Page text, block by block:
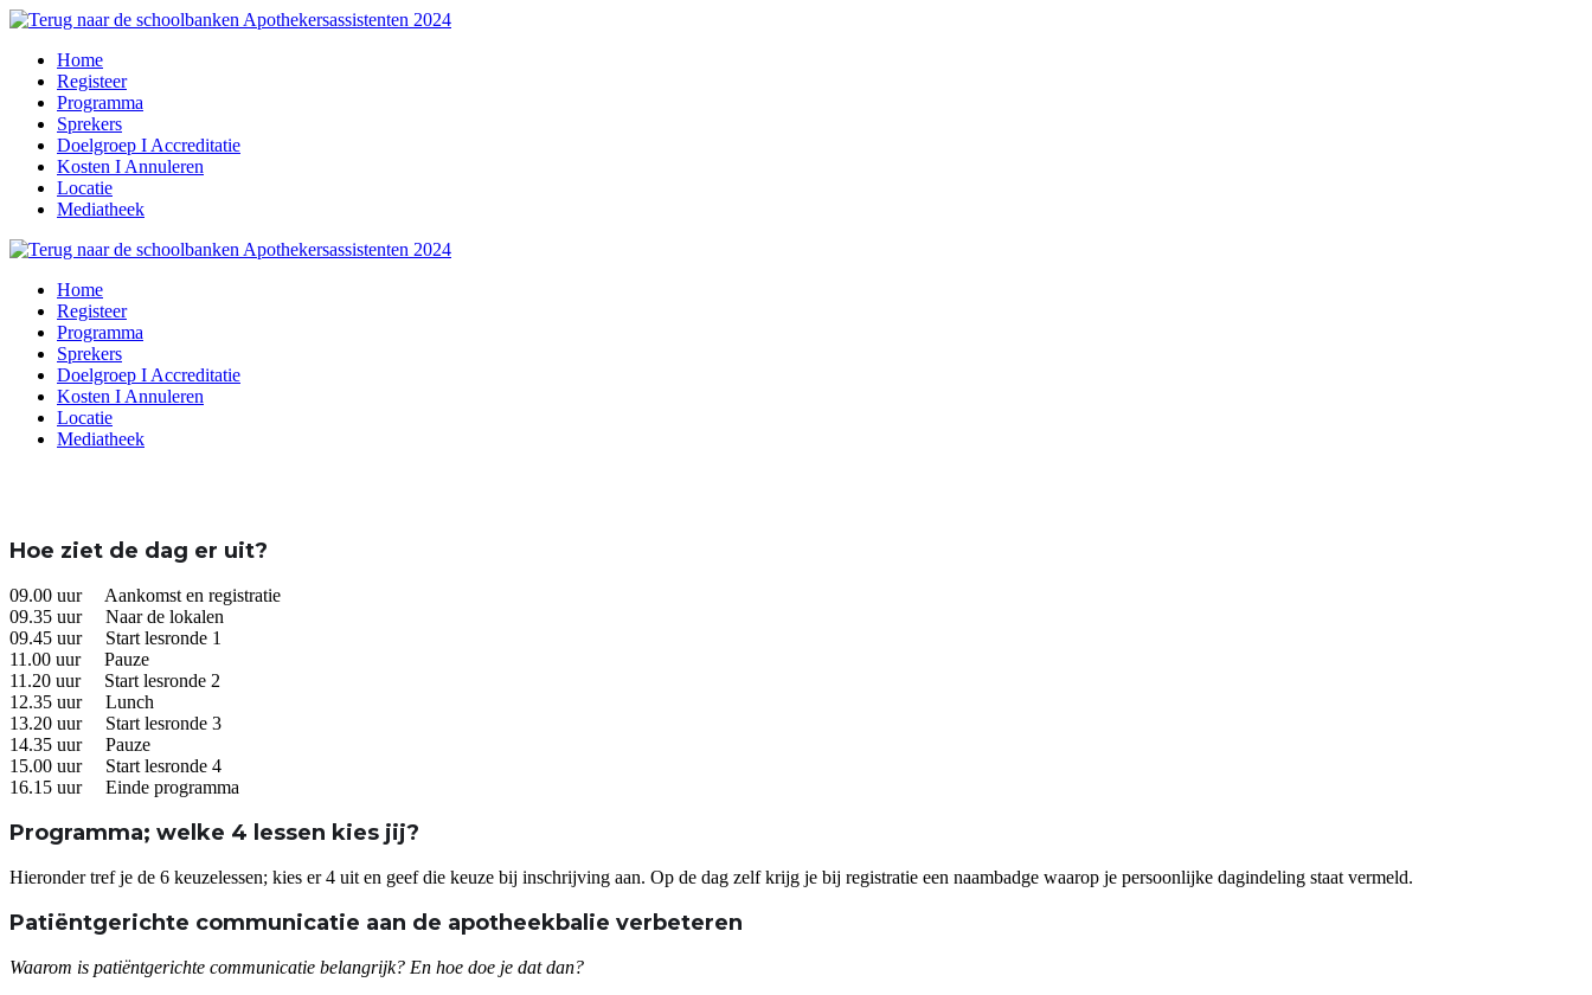
Home
Registeer
Programma
Sprekers
Doelgroep I Accreditatie
Kosten I Annuleren
Locatie
Mediatheek
Home
Registeer
Programma
Sprekers
Doelgroep I Accreditatie
Kosten I Annuleren
Locatie
Mediatheek
Hoe ziet de dag er uit?
09.00 uur Aankomst en registratie
09.35 uur Naar de lokalen
09.45 uur Start lesronde 1
11.00 uur Pauze
11.20 uur Start lesronde 2
12.35 uur Lunch
13.20 uur Start lesronde 3
14.35 uur Pauze
15.00 uur Start lesronde 4
16.15 uur Einde programma
Programma; welke 4 lessen kies jij?
Hieronder tref je de 6 keuzelessen; kies er 4 uit en geef die keuze bij inschrijving aan. Op de dag zelf krijg je bij registratie een naambadge waarop je persoonlijke dagindeling staat vermeld.
Patiëntgerichte communicatie aan de apotheekbalie verbeteren
Waarom is patiëntgerichte communicatie belangrijk? En hoe doe je dat dan?